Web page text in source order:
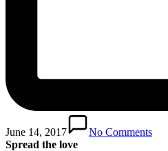
June 14, 2017
No Comments
Spread the love